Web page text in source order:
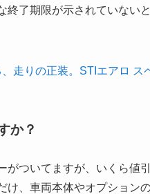
終了期限が示されていない
、走りの正装。STIエアロ
か？
がついてますが、いくら値
け、車両本体やオプション